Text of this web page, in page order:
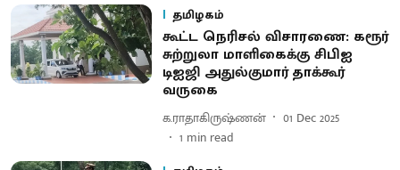
தமிழகம்
கூட்ட நெரிசல் விசாரணை: கரூர்
சுற்றுலா மாளிகைக்கு சிபிஐ
டிஐஜி அதுல்குமார் தாக்கூர்
வருகை
க.ராதாகிருஷ்ணன்
01 Dec 2025
1 min read